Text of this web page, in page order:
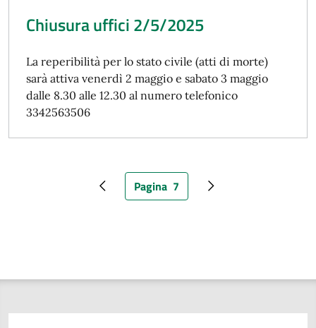
Chiusura uffici 2/5/2025
La reperibilità per lo stato civile (atti di morte)
sarà attiva venerdì 2 maggio e sabato 3 maggio
dalle 8.30 alle 12.30 al numero telefonico
3342563506
Pagina precedente
Pagina attuale
Pagina 7 Pagina successiva